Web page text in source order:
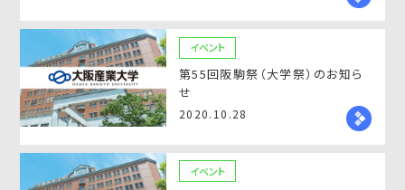
イベント
第55回阪駒祭（大学祭）のお知ら
せ
2020.10.28
イベント